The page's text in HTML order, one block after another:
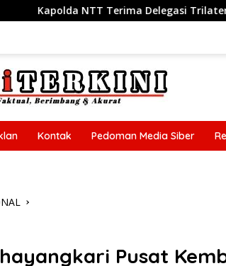
Trilateral Meeting Polri, AFP, dan PNTL,
Kontak Pedoman Media Siber
Pusat